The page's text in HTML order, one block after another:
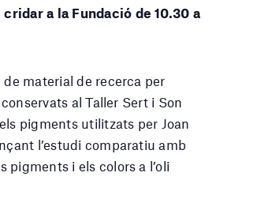
a la Fundació de 10.30 a
material de recerca per
al Taller Sert i Son
pigments utilitzats per Joan
l’estudi comparatiu amb
i els colors a l’oli